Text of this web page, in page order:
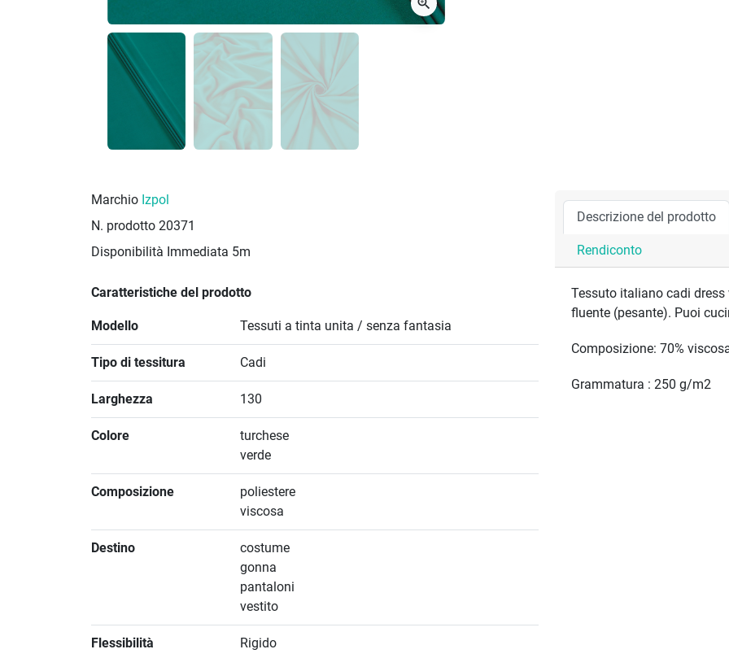
Marchio Izpol
N. prodotto 20371
Disponibilità Immediata 5m
Caratteristiche del prodotto
Modello Tessuti a tinta unita / senza fantasia
Tipo di tessitura Cadi
Larghezza 130
Colore
turchese
verde
Composizione
poliestere
viscosa
Destino
costume
gonna
pantaloni
vestito
Flessibilità Rigido
Descrizione del prodotto
Rendiconto
Tessuto italiano cadi dress
fluente (pesante). Puoi
Composizione: 70%
Grammatura : 250 g/m2